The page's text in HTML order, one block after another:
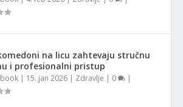
na licu zahtevaju stručnu
i profesionalni pristup
| 15. jan 2026 | Zdravlje | 0 |